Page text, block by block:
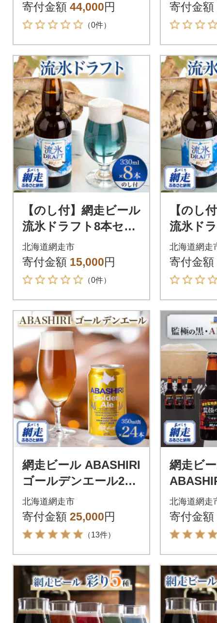
寄付金額 44,000円
（0件）
寄付金額
【のし付】網走ビール
流氷ドラフト8本セッ
ト 【クラフトビー
ル】
北海道網走市
寄付金額 15,000円
（0件）
【のし
流氷ド
ット 【
ル】
北海道網走
寄付金額
網走ビール ABASHIRI
ゴールデンエール24
本セット 【クラフト
ビール】
北海道網走市
寄付金額 25,000円
（13件）
網走ビ
【8本】
北海道網走
寄付金額